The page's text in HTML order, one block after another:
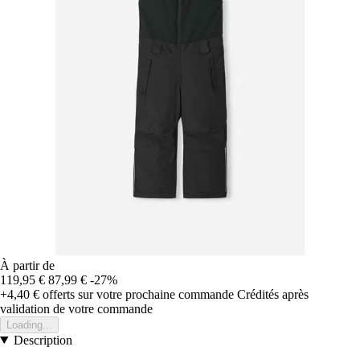
À partir de
119,95 € 87,99 € -27%
+4,40 € offerts sur votre prochaine commande Crédités après
validation de votre commande
Loading...
Description